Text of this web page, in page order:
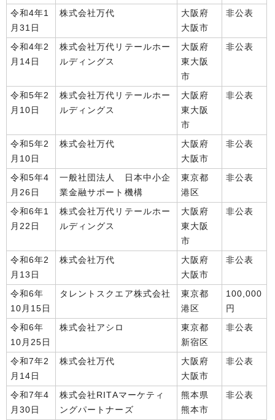
令和4年1
月31日
株式会社万代
大阪府
大阪市
非公表
令和4年2
月14日
株式会社万代リテールホー
ルディングス
大阪府
東大阪
市
非公表
令和5年2
月10日
株式会社万代リテールホー
ルディングス
大阪府
東大阪
市
非公表
令和5年2
月10日
株式会社万代
大阪府
大阪市
非公表
令和5年4
月26日
一般社団法人 日本中小企
業金融サポート機構
東京都
港区
非公表
令和6年1
月22日
株式会社万代リテールホー
ルディングス
大阪府
東大阪
市
非公表
令和6年2
月13日
株式会社万代
大阪府
大阪市
非公表
令和6年
10月15日
タレントスクエア株式会社
東京都
港区
100,000
円
令和6年
10月25日
株式会社アシロ
東京都
新宿区
非公表
令和7年2
月14日
株式会社万代
大阪府
大阪市
非公表
令和7年4
月30日
株式会社RITAマーケティ
ングパートナーズ
熊本県
熊本市
非公表